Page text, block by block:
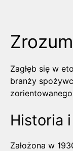
Zagłęb się w
branży
Historia
Założona w